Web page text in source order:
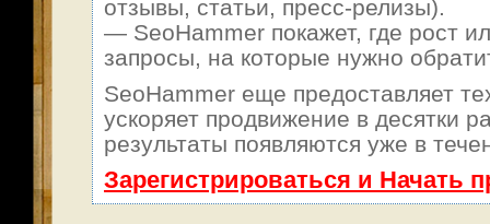
отзывы, статьи, пресс-релизы).
— SeoHammer покажет, где рост
запросы, на которые нужно
SeoHammer еще предоставляет
ускоряет продвижение в десятки
результаты появляются уже в
Зарегистрироваться и Начать